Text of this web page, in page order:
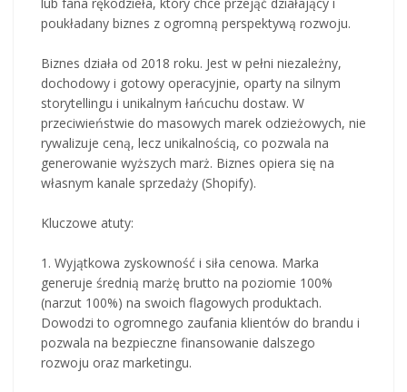
poukładany biznes z ogromną perspektywą rozwoju.
Biznes działa od 2018 roku. Jest w pełni niezależny,
dochodowy i gotowy operacyjnie, oparty na silnym
storytellingu i unikalnym łańcuchu dostaw. W
przeciwieństwie do masowych marek odzieżowych, nie
rywalizuje ceną, lecz unikalnością, co pozwala na
generowanie wyższych marż. Biznes opiera się na
własnym kanale sprzedaży (Shopify).
Kluczowe atuty:
1. Wyjątkowa zyskowność i siła cenowa. Marka
generuje średnią marżę brutto na poziomie 100%
(narzut 100%) na swoich flagowych produktach.
Dowodzi to ogromnego zaufania klientów do brandu i
pozwala na bezpieczne finansowanie dalszego
rozwoju oraz marketingu.